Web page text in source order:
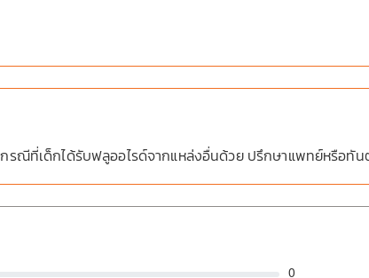
กรณีที่เด็กได้รับฟลูออไรด์จากแหล่งอื่นด้วย ปรึกษาแพทย์หรือทั
0